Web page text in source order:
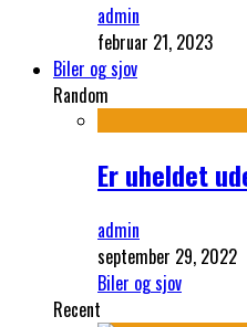
admin
februar 21, 2023
Biler og sjov
Random
Er uheldet
admin
september 29, 2022
Biler og sjov
Recent